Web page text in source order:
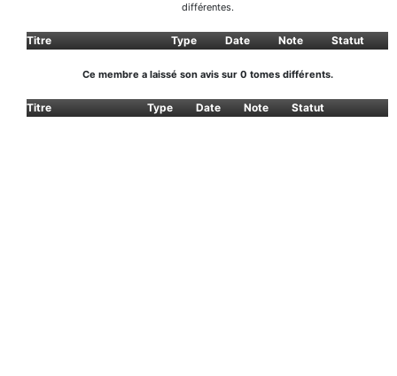
différentes.
Titre Type Date Note Statut
Ce membre a laissé son avis sur 0 tomes différents.
Titre Type Date Note Statut